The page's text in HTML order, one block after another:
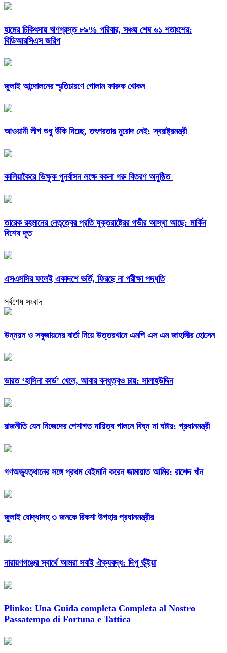
হামের চিকিৎসায় ঋণগ্রস্ত ৮৯% পরিবার, সঞ্চয় শেষ ৬১ শতাংশের:
বিডিআরসিএস জরিপ
জুলাই আন্দোলনের স্মৃতিচারণে গোলাম ফারুক খোকন
আওয়ামী লীগ শুধু উঁকি দিচ্ছে, তৎপরতার মুরোদ নেই: স্বরাষ্ট্রমন্ত্রী
কালিয়াকৈরে ভিক্ষুক পুনর্বাসন লক্ষে বকনা গরু বিতরণ অনুষ্ঠিত
তারেক রহমানের নেতৃত্বের প্রতি যুক্তরাষ্ট্রের গভীর আস্থা আছে: মার্কিন
বিশেষ দূত
এসএসসির ফলেই একাদশে ভর্তি, ফিরছে না পরীক্ষা পদ্ধতি
সর্বশেষ সংবাদ
উন্নয়ন ও সবুজায়নের বার্তা নিয়ে উত্তরখানে এমপি এস এম জাহাঙ্গীর হোসেন
ভারত ‘হাসিনা কার্ড’ খেলে, আবার বন্ধুত্বও চায়: সালাহউদ্দিন
রাজনীতি যেন নিজেদের পেশাগত দায়িত্ব পালনে বিঘ্ন না ঘটায়: প্রধানমন্ত্রী
গণঅভ্যুত্থানের সঙ্গে প্রথম বেইমানি করেন জামায়াত আমির: রাশেদ খাঁন
জুলাই যোদ্ধাসহ ৩ জনকে রিকশা উপহার প্রধানমন্ত্রীর
নারায়ণগঞ্জের স্বার্থে আমরা সবাই ঐক্যবদ্ধ: দিপু ভূঁইয়া
Plinko: Una Guida completa Completa al Nostro
Passatempo di Fortuna e Tattica